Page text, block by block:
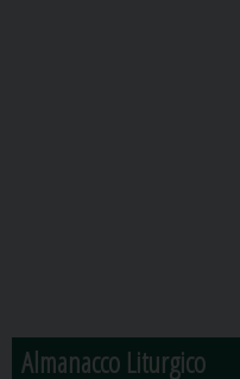
Almanacco Liturgico